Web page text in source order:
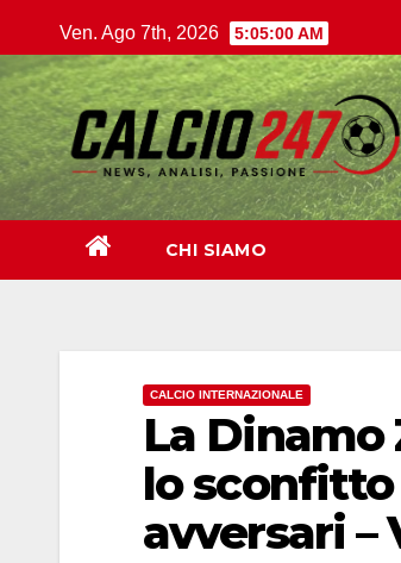
al
contenuto
Ven. Ago 7th, 2026 5:05:01 AM
CHI SIAMO
CALCIO INTERNAZIONALE
La
lo
avversari –